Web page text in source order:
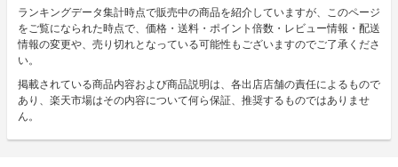
ランキングデータ集計時点で販売中の商品を紹介していますが、このページ
をご覧になられた時点で、価格・送料・ポイント倍数・レビュー情報・配送
情報の変更や、売り切れとなっている可能性もございますのでご了承くださ
い。
掲載されている商品内容および商品説明は、各出店店舗の責任によるもので
あり、楽天市場はその内容について何ら保証、推奨するものではありませ
ん。